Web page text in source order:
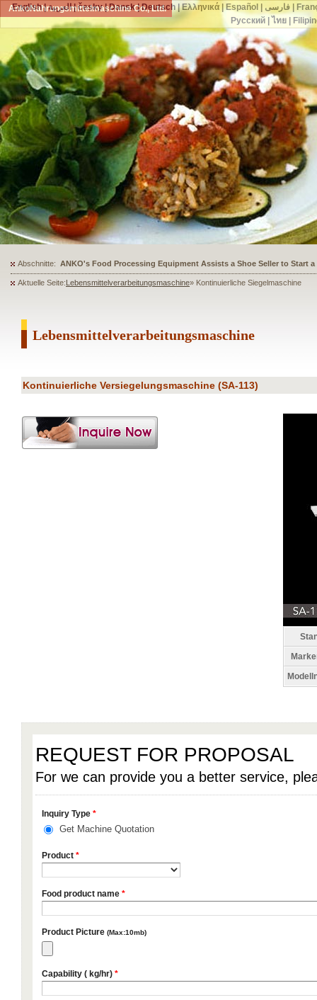
AnkoNahrungsmittelmaschine Co., Ltd.
Abschnitte: ANKO's Food Processing Equipment Assists a Shoe Seller to Start
Aktuelle Seite:Lebensmittelverarbeitungsmaschine» Kontinuierliche Siegelmaschine
Lebensmittelverarbeitungsmaschine
Kontinuierliche Versiegelungsmaschine (SA-113)
English|العربية|česky|Dansk|Deutsch|Ελληνικά|Español فارسی|
Русский| ไทย|